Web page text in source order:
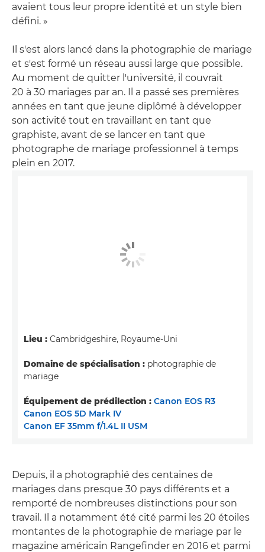
avaient tous leur propre identité et un style bien
défini. »
Il s'est alors lancé dans la photographie de mariage
et s'est formé un réseau aussi large que possible.
Au moment de quitter l'université, il couvrait
20 à 30 mariages par an. Il a passé ses premières
années en tant que jeune diplômé à développer
son activité tout en travaillant en tant que
graphiste, avant de se lancer en tant que
photographe de mariage professionnel à temps
plein en 2017.
Lieu : Cambridgeshire, Royaume-Uni
Domaine de spécialisation : photographie de
mariage
Équipement de prédilection : Canon EOS R3
Canon EOS 5D Mark IV
Canon EF 35mm f/1.4L II USM
Depuis, il a photographié des centaines de
mariages dans presque 30 pays différents et a
remporté de nombreuses distinctions pour son
travail. Il a notamment été cité parmi les 20 étoiles
montantes de la photographie de mariage par le
magazine américain Rangefinder en 2016 et parmi